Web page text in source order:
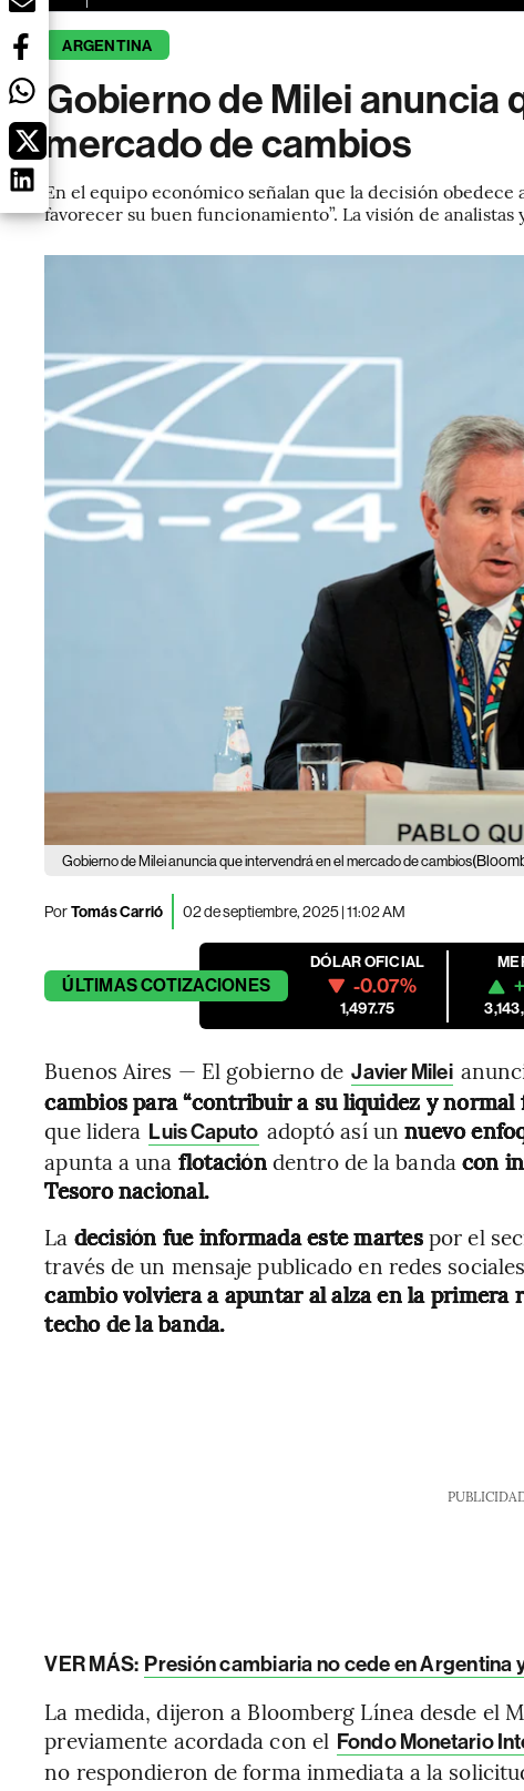
ARGENTINA
Gobierno de Milei anuncia
mercado de cambios
En el equipo económico señalan que la decisión
favorecer su buen funcionamiento”. La visión de
Gobierno de Milei anuncia que intervendrá en el mercado de cambios
PorTomás Carrió 02 de septiembre, 2025 | 11:02 AM
ÚLTIMASCOTIZACIONES
DÓLAR OFICIAL
-0.07%
1,497.75
Buenos Aires — El gobierno de Javier Milei
cambios para “contribuir a su liquidez y normal
que lidera Luis Caputo adoptó así unnuevo
apunta a una flotacióndentro de la banda con
Tesoro nacional.
La decisión fue informada este martespor el
través de un mensaje publicado en redes
cambio volviera a apuntar al alza en la primera
techo de la banda.
VER MÁS: Presión cambiaria no cede en Argentina
La medida, dijeron a Bloomberg Línea desde el
previamente acordada con el Fondo Monetario
no respondieron de forma inmediata a la